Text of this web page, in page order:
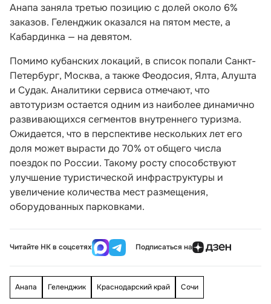
Анапа заняла третью позицию с долей около 6%
заказов. Геленджик оказался на пятом месте, а
Кабардинка — на девятом.
Помимо кубанских локаций, в список попали Санкт-
Петербург, Москва, а также Феодосия, Ялта, Алушта
и Судак. Аналитики сервиса отмечают, что
автотуризм остается одним из наиболее динамично
развивающихся сегментов внутреннего туризма.
Ожидается, что в перспективе нескольких лет его
доля может вырасти до 70% от общего числа
поездок по России. Такому росту способствуют
улучшение туристической инфраструктуры и
увеличение количества мест размещения,
оборудованных парковками.
Читайте НК в соцсетях Подписаться на
Анапа Геленджик Краснодарский край Сочи